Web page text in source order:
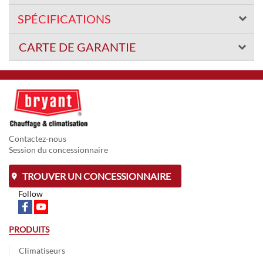
SPÉCIFICATIONS
CARTE DE GARANTIE
Contactez-nous
Session du concessionnaire
TROUVER UN CONCESSIONNAIRE
Follow
PRODUITS
Climatiseurs